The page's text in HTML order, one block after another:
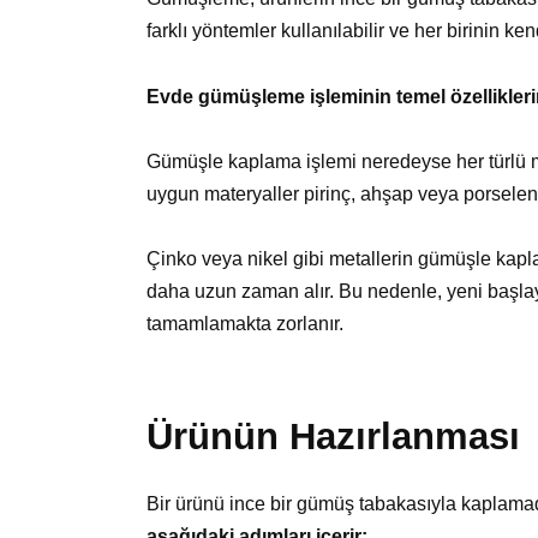
farklı yöntemler kullanılabilir ve her birinin
Evde gümüşleme işleminin temel
Gümüşle kaplama işlemi neredeyse her
uygun materyaller pirinç, ahşap veya
Çinko veya nikel gibi metallerin gümüşle
daha uzun zaman alır. Bu nedenle, yeni
tamamlamakta zorlanır.
Ürünün Hazırlanması
Bir ürünü ince bir gümüş tabakasıyla